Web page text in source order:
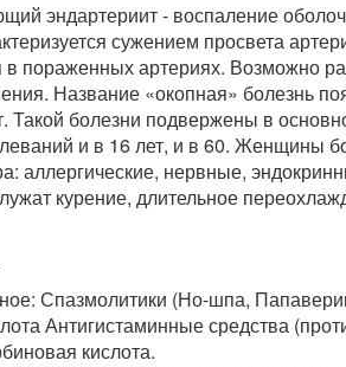
эндартериит - воспаление
сужением просвета
пораженных артериях. Возможно
Название «окопная» болезнь
Такой болезни подвержены в
и в 16 лет, и в 60. Женщины
аллергические, нервные,
курение, длительное
Спазмолитики (Но-шпа,
Антигистаминные средства
кислота.